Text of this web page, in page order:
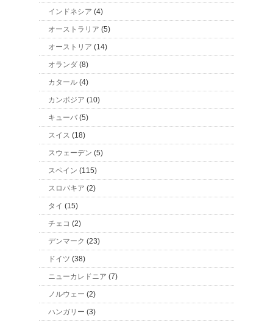
インドネシア (4)
オーストラリア (5)
オーストリア (14)
オランダ (8)
カタール (4)
カンボジア (10)
キューバ (5)
スイス (18)
スウェーデン (5)
スペイン (115)
スロバキア (2)
タイ (15)
チェコ (2)
デンマーク (23)
ドイツ (38)
ニューカレドニア (7)
ノルウェー (2)
ハンガリー (3)